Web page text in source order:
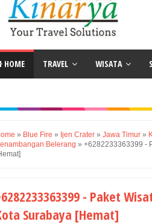
HOME TRAVEL WISATA
» Blue Fire » Ijen Crater » Jawa Timur »
Belerang » +6282233363399 -
- Paket
Surabaya [Hemat]